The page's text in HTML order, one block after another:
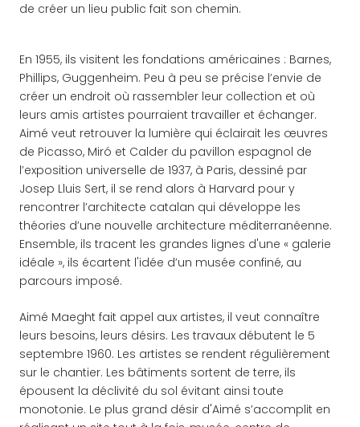
de créer un lieu public fait son chemin.
En 1955, ils visitent les fondations américaines : Barnes,
Phillips, Guggenheim. Peu à peu se précise l’envie de
créer un endroit où rassembler leur collection et où
leurs amis artistes pourraient travailler et échanger.
Aimé veut retrouver la lumière qui éclairait les œuvres
de Picasso, Miró et Calder du pavillon espagnol de
l’exposition universelle de 1937, à Paris, dessiné par
Josep Lluis Sert, il se rend alors à Harvard pour y
rencontrer l’architecte catalan qui développe les
théories d’une nouvelle architecture méditerranéenne.
Ensemble, ils tracent les grandes lignes d'une « galerie
idéale », ils écartent l'idée d’un musée confiné, au
parcours imposé.
Aimé Maeght fait appel aux artistes, il veut connaître
leurs besoins, leurs désirs. Les travaux débutent le 5
septembre 1960. Les artistes se rendent régulièrement
sur le chantier. Les bâtiments sortent de terre, ils
épousent la déclivité du sol évitant ainsi toute
monotonie. Le plus grand désir d'Aimé s’accomplit en